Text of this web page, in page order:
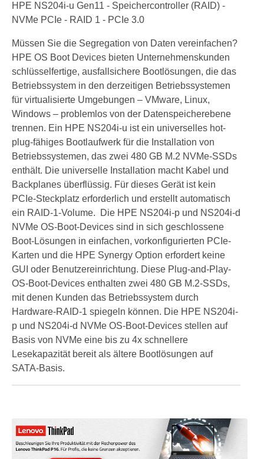
HPE NS204i-u Gen11 - Speichercontroller (RAID) -
NVMe PCIe - RAID 1 - PCIe 3.0
Müssen Sie die Segregation von Daten vereinfachen?
HPE OS Boot Devices bieten Unternehmenskunden
schlüsselfertige, ausfallsichere Bootlösungen, die das
Betriebssystem in den derzeitigen Betriebssystemen
für virtualisierte Umgebungen – VMware, Linux,
Windows – problemlos von der Datenspeicherebene
trennen. Ein HPE NS204i-u ist ein universelles hot-
plug-fähiges Bootlaufwerk für die Installation von
Betriebssystemen, das zwei 480 GB M.2 NVMe-SSDs
enthält. Die universelle Installation macht Kabel und
Backplanes überflüssig. Für dieses Gerät ist kein
PCIe-Steckplatz erforderlich und erstellt automatisch
ein RAID-1-Volume. Die HPE NS204i-p und NS204i-d
NVMe OS-Boot-Devices sind in sich geschlossene
Boot-Lösungen in einfachen, vorkonfigurierten PCIe-
Karten und die HPE Synergy Option erfordert keine
GUI oder Benutzereinrichtung. Diese Plug-and-Play-
OS-Boot-Devices enthalten zwei 480 GB M.2-SSDs,
mit denen Kunden das Betriebssystem durch
Hardware-RAID-1 spiegeln können. Die HPE NS204i-
p und NS204i-d NVMe OS-Boot-Devices stellen auf
Basis von NVMe eine bis zu 4x schnellere
Lesekapazität bereit als ältere Bootlösungen auf
SATA-Basis.